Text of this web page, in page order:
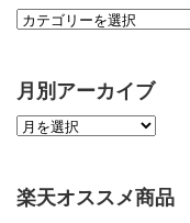
月別アーカイブ
楽天オススメ商品